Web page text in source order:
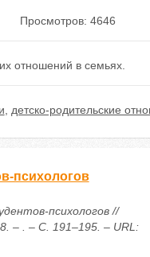
Просмотров: 4646
отношений в семьях.
детско-родительские
психологов
психологов //
– . – С. 191–195. – URL: